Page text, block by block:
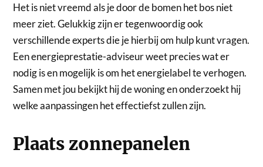
Het is niet vreemd als je door de bomen het bos niet
meer ziet. Gelukkig zijn er tegenwoordig ook
verschillende experts die je hierbij om hulp kunt vragen.
Een energieprestatie-adviseur weet precies wat er
nodig is en mogelijk is om het energielabel te verhogen.
Samen met jou bekijkt hij de woning en onderzoekt hij
welke aanpassingen het effectiefst zullen zijn.
Plaats zonnepanelen